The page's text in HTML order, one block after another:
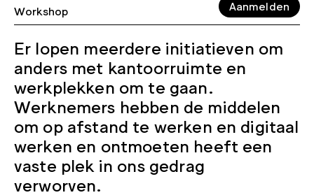
Workshop
Aanmelden
Er lopen meerdere initiatieven om
anders met kantoorruimte en
werkplekken om te gaan.
Werknemers hebben de middelen
om op afstand te werken en digitaal
werken en ontmoeten heeft een
vaste plek in ons gedrag
verworven.